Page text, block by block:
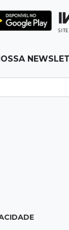
equipe
de
trancada
nota divulgada,